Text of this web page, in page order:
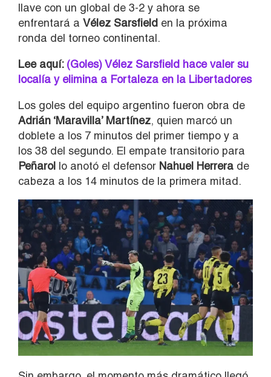
llave con un global de 3-2 y ahora se
enfrentará a Vélez Sarsfield en la próxima
ronda del torneo continental.
Lee aquí:(Goles) Vélez Sarsfield hace valer su
localía y elimina a Fortaleza en la Libertadores
Los goles del equipo argentino fueron obra de
Adrián ‘Maravilla’ Martínez, quien marcó un
doblete a los 7 minutos del primer tiempo y a
los 38 del segundo. El empate transitorio para
Peñarol lo anotó el defensor Nahuel Herrera de
cabeza a los 14 minutos de la primera mitad.